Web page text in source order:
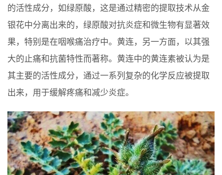
的活性成分，如绿原酸，这是通过精密的提取技术从金
银花中分离出来的，绿原酸对抗炎症和微生物有显著效
果，特别是在咽喉痛治疗中。黄连，另一方面，以其强
大的止痛和抗菌特性而著称。黄连中的黄连素被认为是
其主要的活性成分，通过一系列复杂的化学反应被提取
出来，用于缓解疼痛和减少炎症。